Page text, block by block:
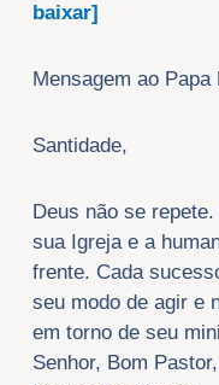
baixar]
Mensagem ao Papa
Santidade,
Deus não se
sua Igreja e a
frente. Cada
seu modo de agir e
em torno de seu
Senhor, Bom